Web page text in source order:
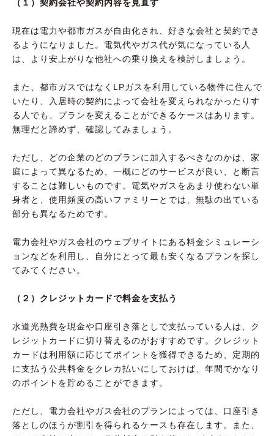
（１）契約会社や契約内容を見直す
現在は電力や都市ガスが自由化され、好きな会社と契約でき
るようになりました。電気代やガス代が気になっている人
は、より安上がりな他社への乗り換えを検討しましょう。
また、都市ガスではなくLPガスを利用している物件に住んで
いたり、入居時の契約によって会社を変えられなかったりす
る人でも、プランを変えることができるケースはあります。
無理だと諦めず、確認してみましょう。
ただし、どの企業のどのプランに加入するべきなのかは、家
庭によって異なるため、一概にどのサービスが良い、と断言
することは難しいものです。電気やガスをあまり使わない単
身者と、使用頻度の高いファミリーとでは、無駄の出ている
部分も異なるためです。
電力会社やガス会社のウェブサイトにある料金シミュレーシ
ョンなどを利用し、自分にとって最も安くなるプランを探し
てみてください。
（２）クレジットカードで料金を支払う
水道光熱費を現金や口座引き落としで支払っている人は、ク
レジットカードに切り替えるのがおすすめです。クレジット
カードは利用額に応じてポイントを獲得できるため、定期的
に支払う公共料金をクレカ払いにしておけば、年間でかなり
のポイントを貯めることができます。
ただし、電力会社やガス会社のプランによっては、口座引き
落としのほうが割引を得られるケースも存在します。また、